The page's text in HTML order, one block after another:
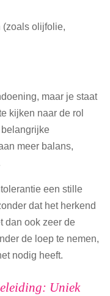
(zoals olijfolie,
maar je staat
kijken naar de rol
meer balans,
een stille
dat het herkend
dan ook zeer de
de loep te nemen,
nodig heeft.
Uniek